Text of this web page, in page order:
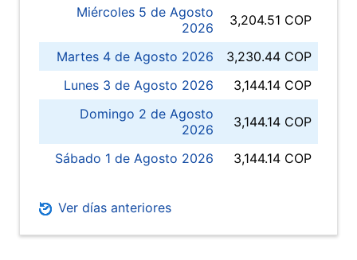
Miércoles 5 de Agosto
2026
3,204.51 COP
Martes 4 de Agosto 2026
3,230.44 COP
Lunes 3 de Agosto 2026
3,144.14 COP
Domingo 2 de Agosto
2026
3,144.14 COP
Sábado 1 de Agosto 2026 3,144.14 COP
Ver días anteriores